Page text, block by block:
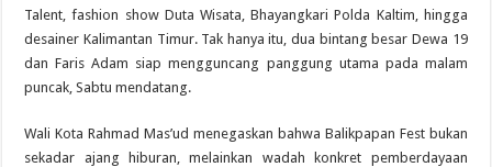
Talent, fashion show Duta Wisata, Bhayangkari Polda Kaltim, hingga
desainer Kalimantan Timur. Tak hanya itu, dua bintang besar Dewa 19
dan Faris Adam siap mengguncang panggung utama pada malam
puncak, Sabtu mendatang.
Wali Kota Rahmad Mas’ud menegaskan bahwa Balikpapan Fest bukan
sekadar ajang hiburan, melainkan wadah konkret pemberdayaan